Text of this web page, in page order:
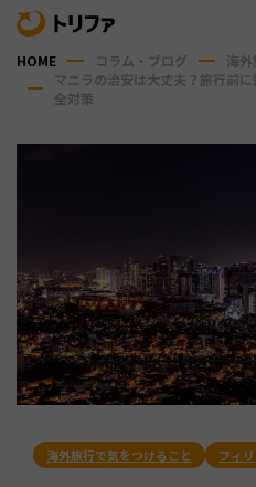
HOME コラム・ブログ
海
マニラの治安は大丈夫？旅行前
全対策
海外旅行で気をつけること フィ